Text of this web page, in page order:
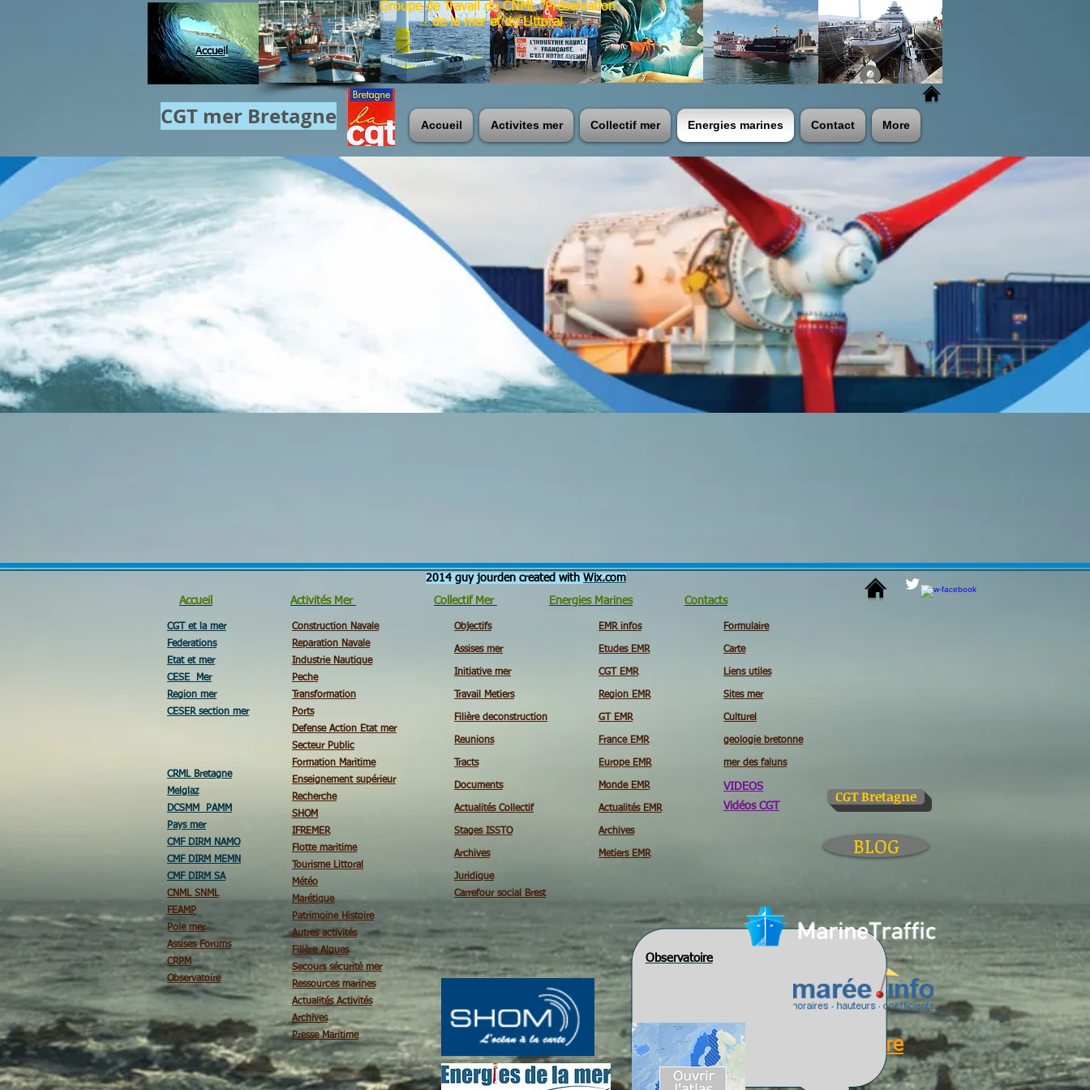
CGT mer​ Bretagne
Accueil
Accueil Activites mer Collectif mer Energies marines Contact More
Log In
Groupe de Travail du CNML "Préservation
de la mer et du Littoral
2014 guy jourden created with Wix.com
Accueil
Activités Mer Collectif Mer Energies Marines Contacts
CGT Bretagne
CGT et la mer
Federations
Etat et mer
CESE Mer
Region mer
CESER section mer
CRML Bretagne
Melglaz
DCSMM PAMM
Pays mer
CMF DIRM NAMO
CMF DIRM MEMN
CMF DIRM SA
CNML SNML
FEAMP
Pole mer
Assises Forums
CRPM
Observatoire
Construction Navale
Reparation Navale
Industrie Nautique
Peche
Transformation
Ports
Defense Action Etat mer
Secteur Public
Formation Maritime
Enseignement supérieur
Recherche
SHOM
IFREMER
Flotte maritime
Tourisme Littoral
Météo
Marétique
Patrimoine Histoire
Autres activités
Filière Algues
Secours sécurité mer
Ressources marines
Actualités Activités
Archives
Presse Maritime
Objectifs
Assises mer
Initiative mer
Travail Metiers
Filière deconstruction
Reunions
Tracts
Documents
Actualités Collectif
Stages ISSTO
Archives
Juridique
Carrefour social Brest
EMR infos
Etudes EMR
CGT EMR
Region EMR
GT EMR
France EMR
Europe EMR
Monde EMR
Actualités EMR
Archives
Metiers EMR
Formulaire
Carte
Liens utiles
Sites mer
Culturel
geologie bretonne
mer des faluns
VIDEOS
Vidéos CGT
BLOG
Glossaire
Observatoire